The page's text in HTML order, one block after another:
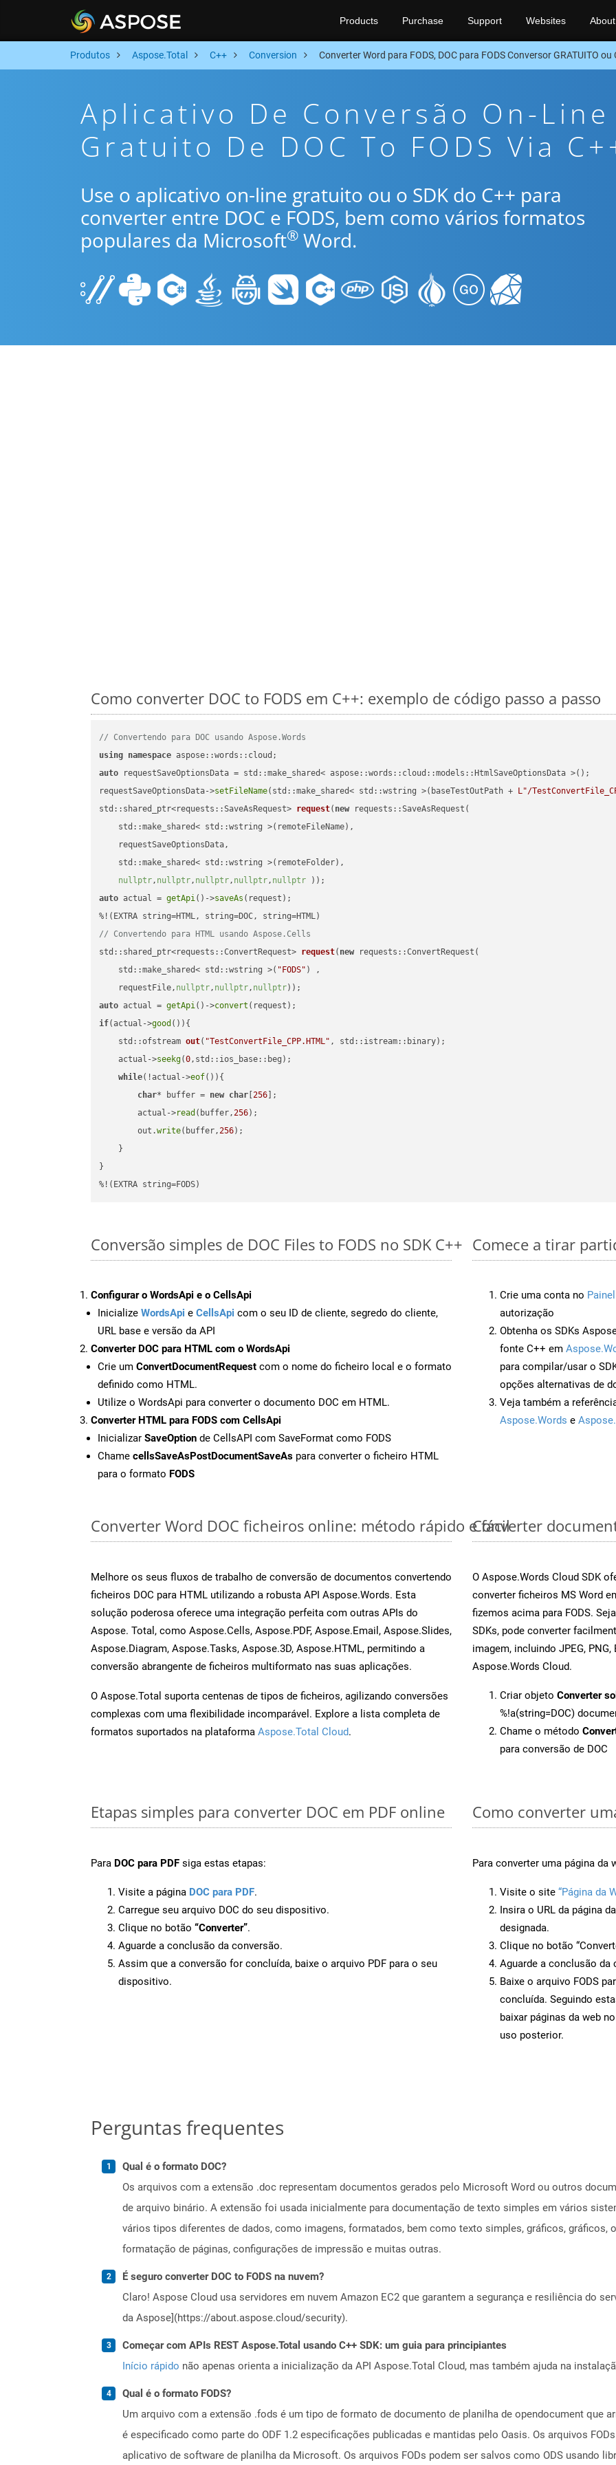
Products Purchase Support Websites About
Produtos Aspose.Total C++ Conversion Converter Word para FODS, DOC para FODS Conversor GRATUITO ou
Aplicativo De Conversão On-Line
Gratuito De DOC To FODS Via
Use o aplicativo on-line gratuito ou o SDK do C++ para
converter entre DOC e FODS, bem como vários formatos
populares da Microsoft® Word.
Como converter DOC to FODS em C++: exemplo de código passo a passo
// Convertendo para DOC usando Aspose.Words
using namespace
auto requestSaveOptionsData = std::make_shared< aspose::words::cloud::models::HtmlSaveOptionsData >();
requestSaveOptionsData->setFileName(std::make_shared< std::wstring >(baseTestOutPath + L"/
std::shared_ptr<requests::SaveAsRequest> request( new requests::SaveAsRequest(
    std::make_shared< std::wstring >(remoteFileName),
    requestSaveOptionsData,
    std::make_shared< std::wstring >(remoteFolder),
nullptr, nullptr, nullptr, nullptr, nullptr ))
auto actual = getApi()->saveAs (request);
// Convertendo para HTML usando Aspose.Cells
std::shared_ptr<requests::ConvertRequest> request( new requests::ConvertRequest(
    std::make_shared< std::wstring >(
"FODS" ) ,
    requestFile,
nullptr, nullptr, nullptr))
auto actual = getApi()->convert
if(actual->good ()){
std::ofstream out( "TestConvertFile_CPP.HTML" , std::istream::binary) ;
    actual->
seekg(0,std::ios_base::beg);
while(!actual->eof()){
char* buffer = new char [256 ];
        actual->
read (buffer,256);
        out.
write(buffer,256);
    }
}
%!(EXTRA string=FODS)
Conversão simples de DOC Files to FODS no SDK C++
Configurar o WordsApi e o CellsApi
Inicialize WordsApi e CellsApi com o seu ID de cliente, segredo do cliente,
URL base e versão da API
Converter DOC para HTML com o WordsApi
Crie um ConvertDocumentRequest com o nome do ficheiro local e o formato
definido como HTML.
Utilize o WordsApi para converter o documento DOC em HTML.
Converter HTML para FODS com CellsApi
Inicializar SaveOption de CellsAPI com SaveFormat como FODS
Chame cellsSaveAsPostDocumentSaveAs para converter o ficheiro HTML
para o formato FODS
Comece a tirar
Crie uma conta no Painel
autorização
Obtenha os SDKs
fonte C++ em
para compilar/usar o
opções alternativas de
Veja também a
Aspose.Words e
Converter Word DOC ficheiros online: método rápido e fácil
Melhore os seus fluxos de trabalho de conversão de documentos convertendo
ficheiros DOC para HTML utilizando a robusta API Aspose.Words. Esta
solução poderosa oferece uma integração perfeita com outras APIs do
Aspose. Total, como Aspose.Cells, Aspose.PDF, Aspose.Email, Aspose.Slides,
Aspose.Diagram, Aspose.Tasks, Aspose.3D, Aspose.HTML, permitindo a
conversão abrangente de ficheiros multiformato nas suas aplicações.
O Aspose.Total suporta centenas de tipos de ficheiros, agilizando conversões
complexas com uma flexibilidade incomparável. Explore a lista completa de
formatos suportados na plataforma Aspose.Total Cloud.
Converter
O Aspose.Words Cloud SDK
converter ficheiros MS Word
fizemos acima para FODS.
SDKs, pode converter
imagem, incluindo JPEG, PNG,
Aspose.Words Cloud.
Criar objeto Converter
%!a(string=DOC)
Chame o método
para conversão de DOC
Etapas simples para converter DOC em PDF online
Para DOC para PDF siga estas etapas:
Visite a página DOC para PDF.
Carregue seu arquivo DOC do seu dispositivo.
Clique no botão “Converter”.
Aguarde a conclusão da conversão.
Assim que a conversão for concluída, baixe o arquivo PDF para o seu
dispositivo.
Como converter
Para converter uma página da
Visite o site “Página da
Insira o URL da página
designada.
Clique no botão
Aguarde a conclusão da
Baixe o arquivo FODS
concluída. Seguindo
baixar páginas da web
uso posterior.
Perguntas frequentes
Qual é o formato DOC?
Os arquivos com a extensão .doc representam documentos gerados pelo Microsoft Word ou outros
de arquivo binário. A extensão foi usada inicialmente para documentação de texto simples em vários
vários tipos diferentes de dados, como imagens, formatados, bem como texto simples, gráficos, gráficos,
formatação de páginas, configurações de impressão e muitas outras.
É seguro converter DOC to FODS na nuvem?
Claro! Aspose Cloud usa servidores em nuvem Amazon EC2 que garantem a segurança e resiliência do
da Aspose](https://about.aspose.cloud/security).
Começar com APIs REST Aspose.Total usando C++ SDK: um guia para principiantes
Início rápido não apenas orienta a inicialização da API Aspose.Total Cloud, mas também ajuda na
Qual é o formato FODS?
Um arquivo com a extensão .fods é um tipo de formato de documento de planilha de opendocument que
é especificado como parte do ODF 1.2 especificações publicadas e mantidas pelo Oasis. Os arquivos
aplicativo de software de planilha da Microsoft. Os arquivos FODs podem ser salvos como ODS usando